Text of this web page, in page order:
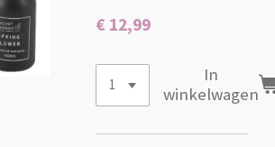
€ 12,99
In
winkelwagen